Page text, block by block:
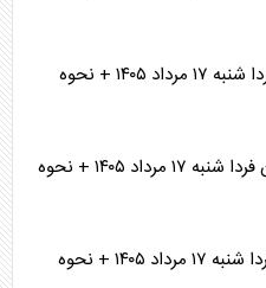
جدول قطعی برق استان تهران فردا شنبه ۱۷ مرداد ۱۴۰۵ + نحوه
جدول قطعی برق استان مازندران فردا شنبه ۱۷ مرداد ۱۴۰۵ + نحوه
جدول قطعی برق استان گیلان فردا شنبه ۱۷ مرداد ۱۴۰۵ + نحوه